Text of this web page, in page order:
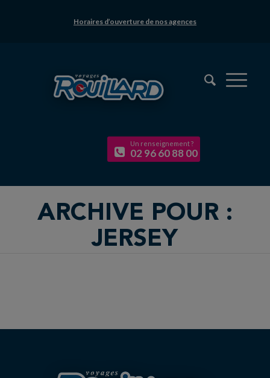
Horaires d’ouverture de nos agences
Un renseignement ?
02 96 60 88 00
ARCHIVE POUR :
JERSEY